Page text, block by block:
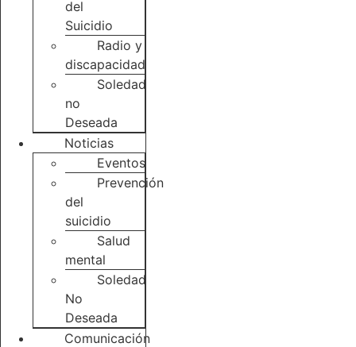
del
Suicidio
Radio y
discapacidad
Soledad
no
Deseada
Noticias
Eventos
Prevención
del
suicidio
Salud
mental
Soledad
No
Deseada
Comunicación